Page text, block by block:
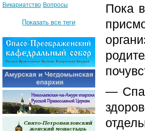
Пока
—
Викариатство Вопросы
Показать все теги